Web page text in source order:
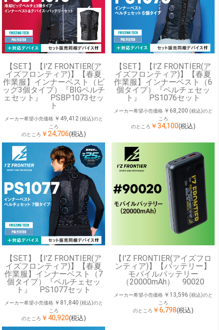
【SET】【I'Z FRONTIER(ア
イズフロンティア)】【春夏
作業服】インナーベスト（ビ
ッグ3個タイプ）『BIGペルチ
ェセット』 PSBP1073セッ
ト
メーカー希望小売価格 ￥49,412 (税込)のと
ころ
のところ ￥24,706(税込)
【SET】【I'Z FRONTIER(ア
イズフロンティア)】【春夏
作業服】インナーベスト（6
個タイプ）『ペルチェセッ
ト』 PS1076セット
メーカー希望小売価格 ￥68,200 (税込)のと
ころ
のところ ￥34,100(税込)
【SET】【I'Z FRONTIER(ア
イズフロンティア)】【春夏
作業服】インナーベスト（7
個タイプ）『ペルチェセッ
ト』 PS1077セット
メーカー希望小売価格 ￥81,840 (税込)のと
ころ
のところ ￥40,920(税込)
【I'Z FRONTIER(アイズフロ
ンティア)】【バッテリー】
モバイルバッテリー
（20000mAh） 90020
メーカー希望小売価格 ￥13,596 (税込)のと
ころ
のところ ￥6,798(税込)